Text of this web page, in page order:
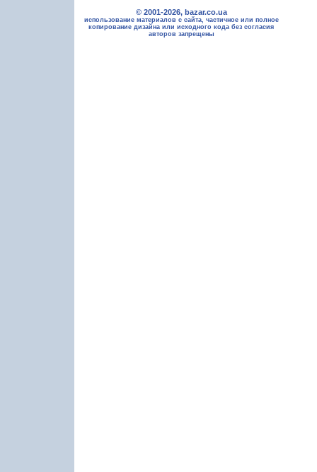
© 2001-2026, bazar.co.ua
использование материалов с сайта, частичное или полное
копирование дизайна или исходного кода без согласия
авторов запрещены